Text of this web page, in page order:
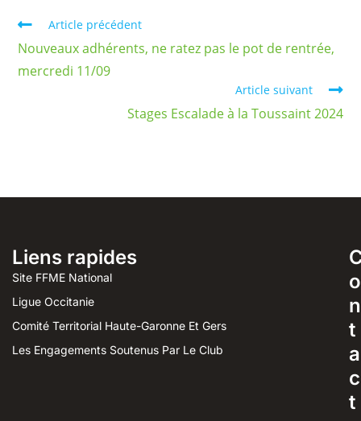
Article précédent
Nouveaux adhérents, ne ratez pas le pot de rentrée,
mercredi 11/09
Article suivant
Stages Escalade à la Toussaint 2024
Liens rapides
Site FFME National
Ligue Occitanie
Comité Territorial Haute-Garonne Et Gers
Les Engagements Soutenus Par Le Club
o
n
t
a
c
t